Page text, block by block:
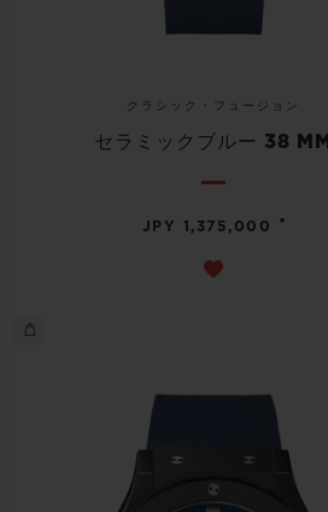
クラシック・フュージョン
セラミックブルー 38 MM
JPY 1,375,000 •